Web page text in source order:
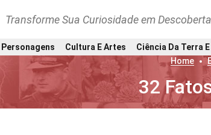
Transforme Sua Curiosidade em Descoberta
Personagens Cultura E Artes Ciência Da Terra
Home
32